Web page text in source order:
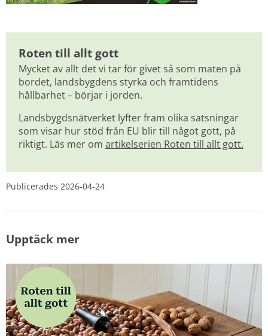
Roten till allt gott
Mycket av allt det vi tar för givet så som maten på
bordet, landsbygdens styrka och framtidens
hållbarhet – börjar i jorden.
Landsbygdsnätverket lyfter fram olika satsningar
som visar hur stöd från EU blir till något gott, på
riktigt. Läs mer om artikelserien Roten till allt gott.
Publicerades 2026-04-24
Upptäck mer